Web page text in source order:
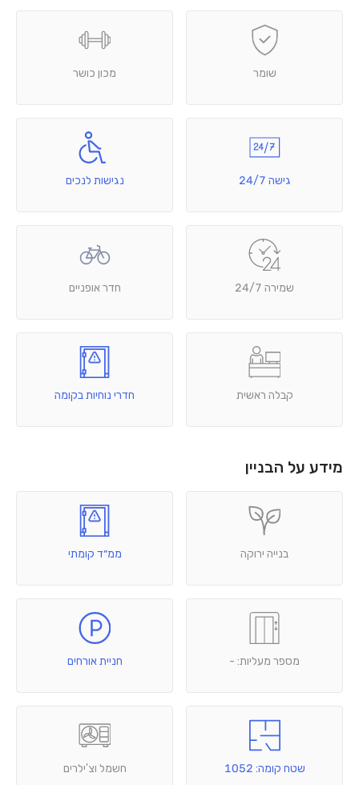
שומר מכון כושר
גישה 24/7 נגישות לנכים
שמירה 24/7 חדר אופניים
קבלה ראשית חדרי נוחיות בקומה
מידע על הבניין
בנייה ירוקה ממ״ד קומתי
מספר מעליות: - חניית אורחים
שטח קומה: 1052 חשמל וצ'ילרים